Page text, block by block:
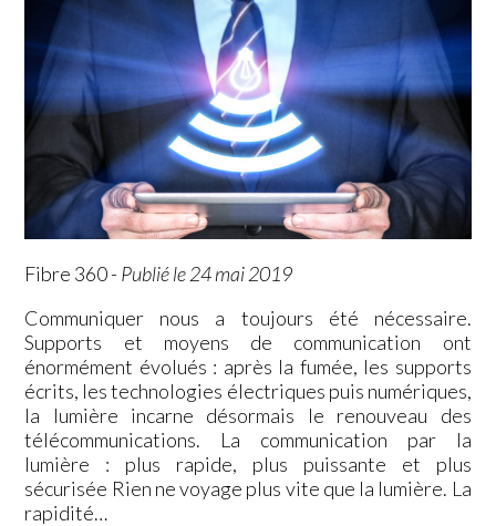
Fibre 360- Publié le 24 mai 2019
Communiquer nous a toujours été nécessaire.
Supports et moyens de communication ont
énormément évolués : après la fumée, les supports
écrits, les technologies électriques puis numériques,
la lumière incarne désormais le renouveau des
télécommunications. La communication par la
lumière : plus rapide, plus puissante et plus
sécurisée Rien ne voyage plus vite que la lumière. La
rapidité…